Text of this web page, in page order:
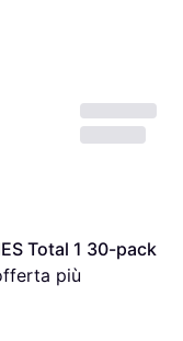
Total 1 30-pack
più